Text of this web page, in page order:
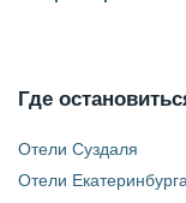
Где
Отели Суздаля
Отели Екатеринбурга